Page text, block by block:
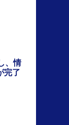
、情
完了